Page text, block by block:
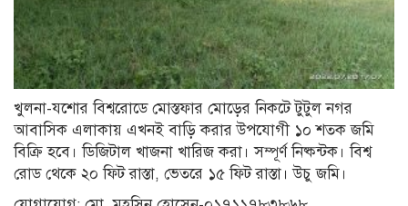
খামেনির জানাজা ও দাফন: জিলহজ
মাসের শেষভাগ ও মহররমের শুরুতে
মালয়েশিয়া সফরে যাচ্ছেন প্রধানমন্ত্রী
তারেক রহমান
সংরক্ষিত আসনের এমপিদের
খুলনা-যশোর বিশ্বরোডে মোস্তফার মোড়ের নিকটে টুটুল নগর
আবাসিক এলাকায় এখনই বাড়ি করার উপযোগী ১০ শতক জমি
বিক্রি হবে। ডিজিটাল খাজনা খারিজ করা। সম্পূর্ণ নিষ্কন্টক। বিশ্ব
রোড থেকে ২০ ফিট রাস্তা, ভেতরে ১৫ ফিট রাস্তা। উচু জমি।